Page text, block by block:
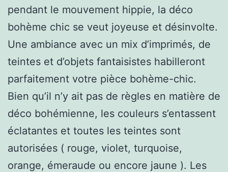
pendant le mouvement hippie, la déco
bohème chic se veut joyeuse et désinvolte.
Une ambiance avec un mix d’imprimés, de
teintes et d’objets fantaisistes habilleront
parfaitement votre pièce bohème-chic.
Bien qu’il n’y ait pas de règles en matière de
déco bohémienne, les couleurs s’entassent
éclatantes et toutes les teintes sont
autorisées ( rouge, violet, turquoise,
orange, émeraude ou encore jaune ). Les